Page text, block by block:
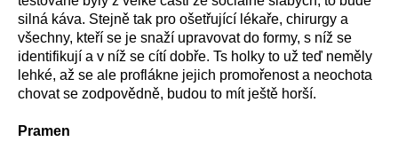
silná káva. Stejně tak pro ošetřující lékaře, chirurgy a
všechny, kteří se je snaží upravovat do formy, s níž se
identifikují a v níž se cítí dobře. Ts holky to už teď neměly
lehké, až se ale proflákne jejich promořenost a neochota
chovat se zodpovědně, budou to mít ještě horší.
Pramen